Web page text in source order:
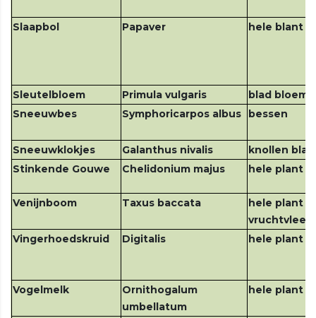
Slaapbol Papaver hele blant
Sleutelbloem Primula vulgaris
blad bloem
Sneeuwbes
Symphoricarpos albus bessen
Sneeuwklokjes Galanthus nivalis
knollen blad
Stinkende Gouwe
Chelidonium majus hele plant
Venijnboom Taxus baccata
hele plant
vruchtvlees
Vingerhoedskruid
Digitalis hele plant
Vogelmelk
Ornithogalum
umbellatum
hele plant